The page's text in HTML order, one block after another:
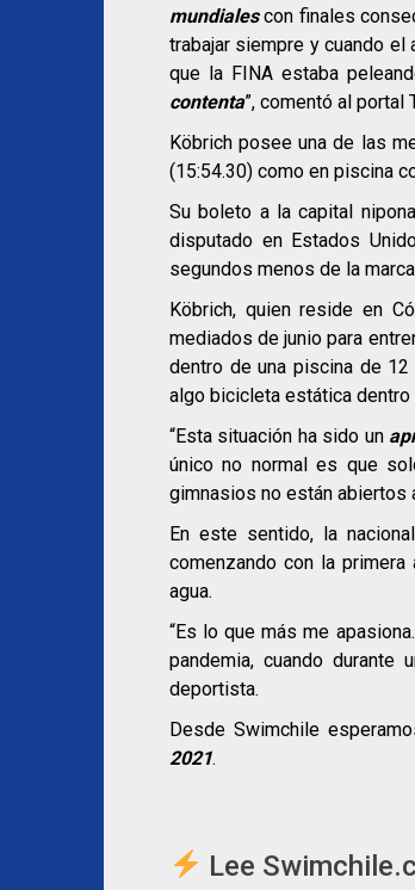
mundialescon finales
trabajar siempre y cuando
que la FINA estaba
contenta”, comentó al portal
Köbrich posee una de las
(15:54.30) como en piscina
Su boleto a la capital
disputado en Estados
segundos menos de la
Köbrich, quien reside en
mediados de junio para
dentro de una piscina de
algo bicicleta estática dentro
“Esta situación ha sido un
único no normal es que
gimnasios no están abiertos
En este sentido, la
comenzando con la
agua.
“Es lo que más me
pandemia, cuando durante
deportista.
Desde Swimchile
2021.
Lee